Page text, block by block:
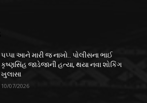
પપ્પા આને મારી જ નાખો.. પોલીસના ભાઈ
કૃષ્ણસિંહ જાડેજાની હત્યા, થયા નવા શોકિંગ
ખુલાસા
10/07/2026